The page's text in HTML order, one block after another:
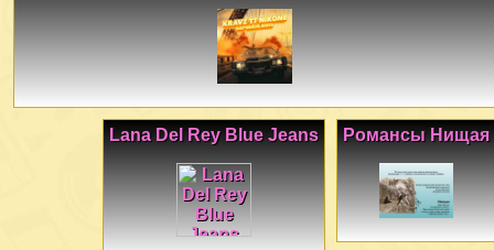
Романсы Нищая
Lana Del Rey Blue Jeans